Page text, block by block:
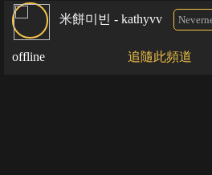
米餅미빈 - kathyvv
offline 追隨此頻道